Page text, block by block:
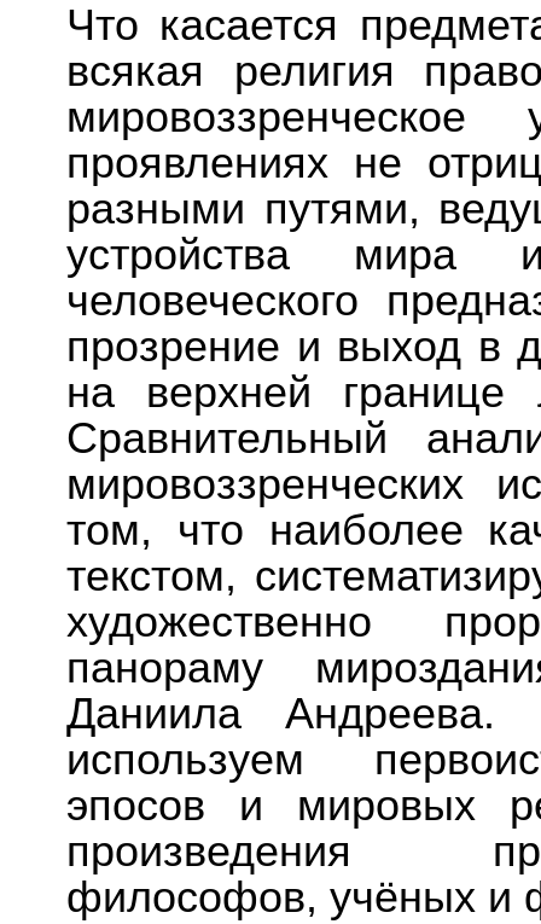
Что касается
всякая религия
проявлениях не
разными путями,
устройства мира
человеческого
прозрение и выход в
на верхней границе
Сравнительный
мировоззренческих
том, что наиболее
текстом,
художественно
панораму
Даниила
используем
эпосов и мировых
произведения
философов, учёных и